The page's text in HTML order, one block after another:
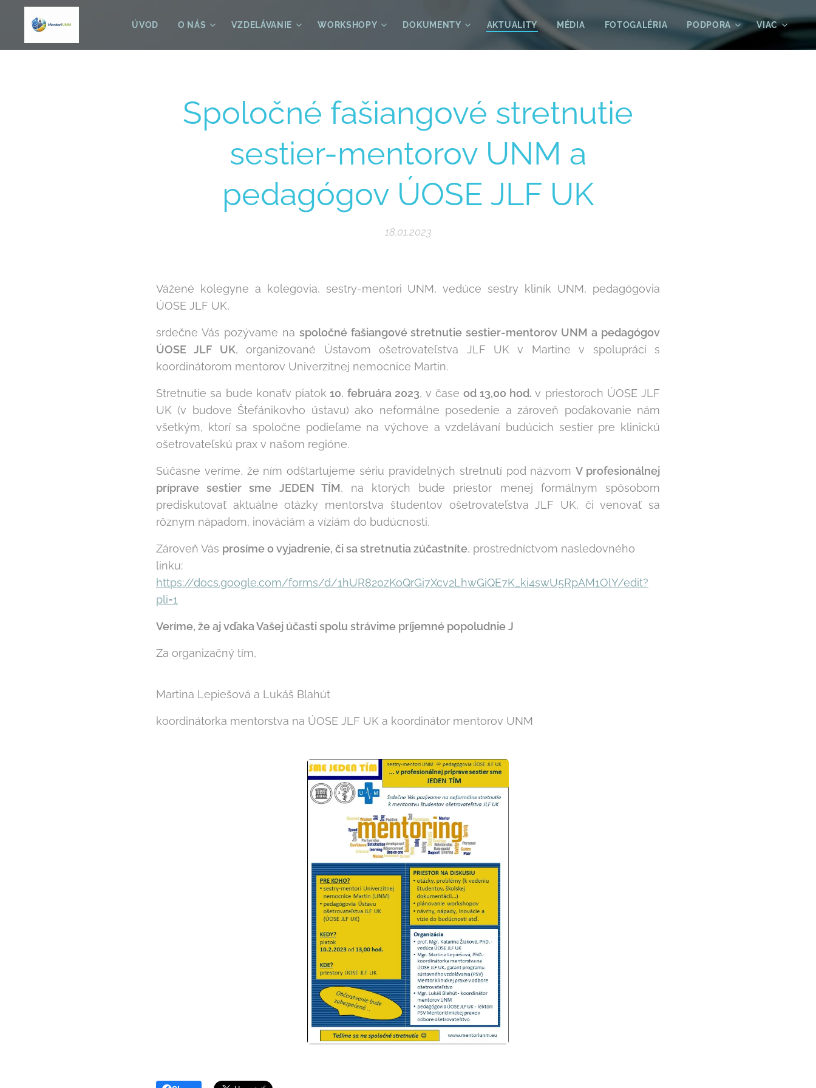
ÚVOD O NÁS VZDELÁVANIE WORKSHOPY DOKUMENTY AKTUALITY MÉDIA FOTOGALÉRIA PODPORA VIAC
Spoločné fašiangové stretnutie
sestier-mentorov UNM a
pedagógov ÚOSE JLF UK
18.01.2023
Vážené kolegyne a kolegovia, sestry-mentori UNM, vedúce sestry kliník UNM, pedagógovia
ÚOSE JLF UK,
srdečne Vás pozývame na spoločné fašiangovéstretnutie sestier-mentorov UNM a pedagógov
ÚOSE JLF UK, organizované Ústavom ošetrovateľstva JLF UK v Martine v spolupráci s
koordinátorom mentorov Univerzitnej nemocnice Martin.
Stretnutie sa bude konaťv piatok 10. februára 2023, v čase od 13,00 hod.v priestoroch ÚOSE JLF
UK (v budove Štefánikovho ústavu) ako neformálne posedenie a zároveň poďakovanie nám
všetkým, ktorí sa spoločne podieľame na výchove a vzdelávaní budúcich sestier pre klinickú
ošetrovateľskú prax v našom regióne.
Súčasne veríme, že ním odštartujeme sériu pravidelných stretnutí pod názvomV profesionálnej
príprave sestier sme JEDEN TÍM, na ktorých bude priestor menej formálnym spôsobom
prediskutovať aktuálne otázky mentorstva študentov ošetrovateľstva JLF UK, či venovať sa
rôznym nápadom, inováciám a víziám do budúcnosti.
Zároveň Vás prosíme o vyjadrenie, či sa stretnutia zúčastníte, prostredníctvom nasledovného
linku:
https://docs.google.com/forms/d/1hUR820zKoQrGi7Xcv2LhwGiQE7K_ki4swU5RpAM1OlY/edit?
pli=1
Veríme, že aj vďaka Vašej účasti spolu strávime príjemné popoludnieJ
Za organizačný tím,
Martina Lepiešová a Lukáš Blahút
koordinátorka mentorstva na ÚOSE JLF UK a koordinátor mentorov UNM